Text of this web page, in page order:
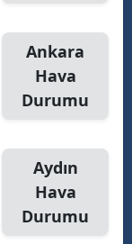
Ankara
Hava
Durumu
Aydın
Hava
Durumu